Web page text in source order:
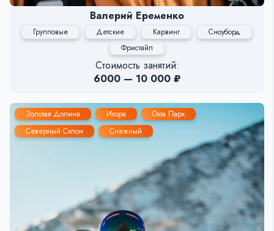
Валерий Еременко
Групповые Детские Карвинг
Сноуборд
Фристайл
Стоимость занятий:
6000 — 10 000 ₽
Золотая Долина Игора
Охта Парк
Северный Склон
Снежный